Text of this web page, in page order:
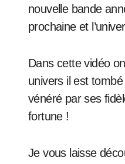
nouvelle bande
prochaine et
Dans cette vidéo
univers il est
vénéré par ses
fortune !
Je vous laisse